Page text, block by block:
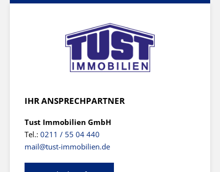
IHR ANSPRECHPARTNER
Tust Immobilien GmbH
Tel.: 0211 / 55 04 440
mail@tust-immobilien.de